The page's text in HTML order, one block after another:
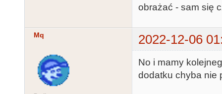
obrażać - sam się
Mq 2022-12-06
No i mamy
dodatku chyba nie